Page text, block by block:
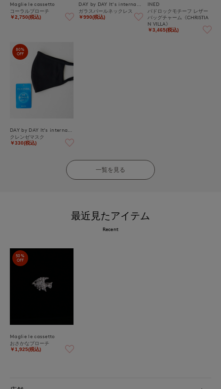
Maglie le cassetto
コーラルブローチ
￥2,750(税込)
ガラスパールネックレス
￥990(税込)
INED
パドロックモチーフ レザー
バッグチャーム《CHRISTIA
N VILLA》
￥3,465(税込)
80%
OFF
クレンゼマスク
￥330(税込)
一覧を見る
最近見たアイテム
Recent
50%
OFF
Maglie le cassetto
おさかなブローチ
￥1,925(税込)